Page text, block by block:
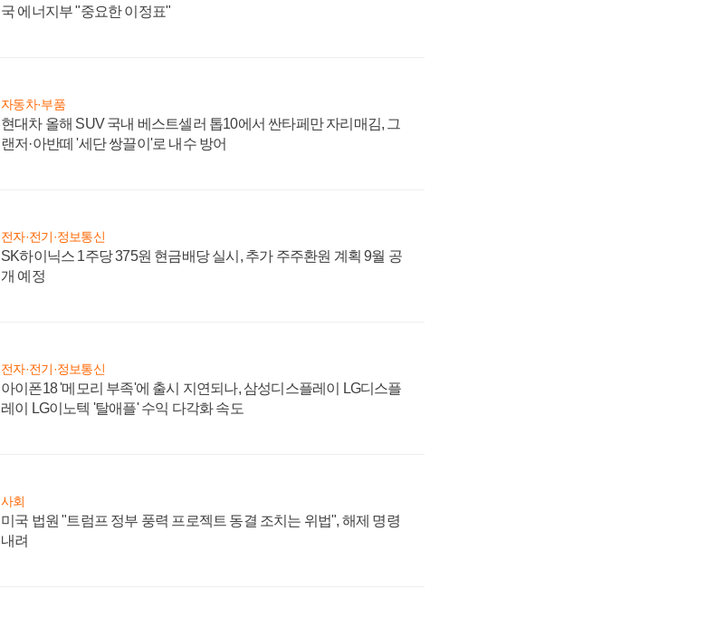
국 에너지부 "중요한 이정표"
자동차·부품
현대차 올해 SUV 국내 베스트셀러 톱10에서 싼타페만 자리매김, 그
랜저·아반떼 '세단 쌍끌이'로 내수 방어
전자·전기·정보통신
SK하이닉스 1주당 375원 현금배당 실시, 추가 주주환원 계획 9월 공
개 예정
전자·전기·정보통신
아이폰18 '메모리 부족'에 출시 지연되나, 삼성디스플레이 LG디스플
레이 LG이노텍 '탈애플' 수익 다각화 속도
사회
미국 법원 "트럼프 정부 풍력 프로젝트 동결 조치는 위법", 해제 명령
내려